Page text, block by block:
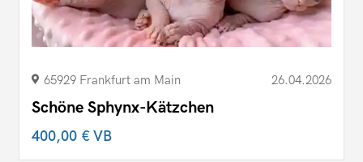
65929 Frankfurt am Main 26.04.2026
Schöne Sphynx-Kätzchen
400,00 €VB